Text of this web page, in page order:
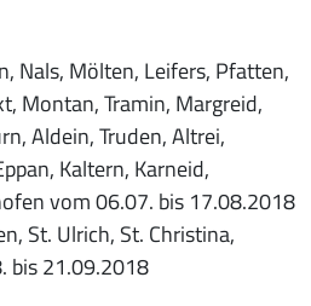
Nals, Mölten, Leifers, Pfatten,
Montan, Tramin, Margreid,
Aldein, Truden, Altrei,
Kaltern, Karneid,
vom 06.07. bis 17.08.2018
St. Ulrich, St. Christina,
bis 21.09.2018